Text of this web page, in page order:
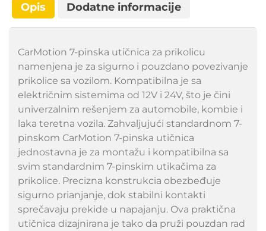
Opis Dodatne informacije
CarMotion 7-pinska utičnica za prikolicu
namenjena je za sigurno i pouzdano povezivanje
prikolice sa vozilom. Kompatibilna je sa
električnim sistemima od 12V i 24V, što je čini
univerzalnim rešenjem za automobile, kombie i
laka teretna vozila. Zahvaljujući standardnom 7-
pinskom CarMotion 7-pinska utičnica
jednostavna je za montažu i kompatibilna sa
svim standardnim 7-pinskim utikačima za
prikolice. Precizna konstrukcia obezbeđuje
sigurno prianjanje, dok stabilni kontakti
sprečavaju prekide u napajanju. Ova praktična
utičnica dizajnirana je tako da pruži pouzdan rad